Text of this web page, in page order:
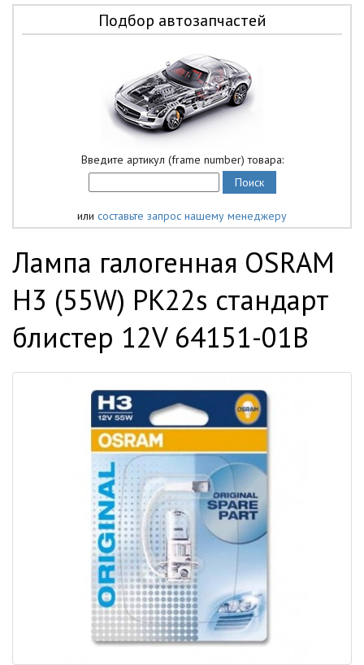
Подбор автозапчастей
Введите артикул (frame number) товара:
или составьте запрос нашему менеджеру
Лампа галогенная OSRAM
H3 (55W) РК22s стандарт
блистер 12V 64151-01B